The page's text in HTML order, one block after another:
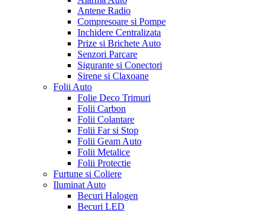
Antene Radio
Compresoare si Pompe
Inchidere Centralizata
Prize si Brichete Auto
Senzori Parcare
Sigurante si Conectori
Sirene si Claxoane
Folii Auto
Folie Deco Trimuri
Folii Carbon
Folii Colantare
Folii Far si Stop
Folii Geam Auto
Folii Metalice
Folii Protectie
Furtune si Coliere
Iluminat Auto
Becuri Halogen
Becuri LED